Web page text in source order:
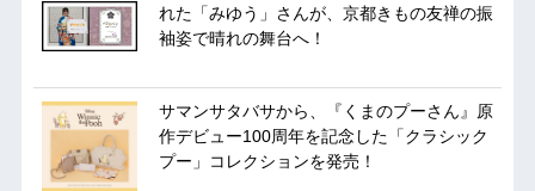
れた「みゆう」さんが、京都きもの友禅の振
袖姿で晴れの舞台へ！
サマンサタバサから、『くまのプーさん』原
作デビュー100周年を記念した「クラシック
プー」コレクションを発売！